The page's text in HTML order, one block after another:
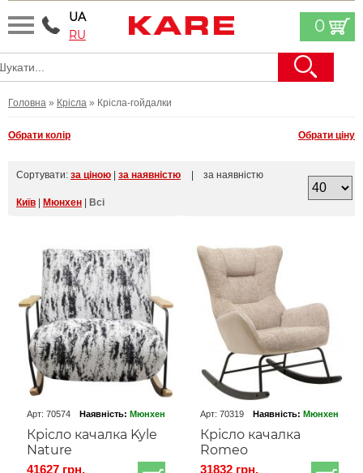
UA
RU
0
Головна » Крісла » Крісла-гойдалки
Обрати колір Обрати ціну
Сортувати: за ціною за наявністю | за наявністю
Київ Мюнхен Всі
Арт: 70574 Наявність: Мюнхен
Крісло качалка Kyle
Nature
41627 грн.
Арт: 70319 Наявність: Мюнхен
Крісло качалка
Romeo
31832 грн.